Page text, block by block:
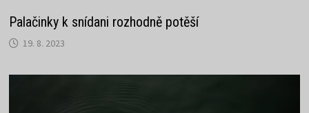
Palačinky k snídani rozhodně potěší
19. 8. 2023